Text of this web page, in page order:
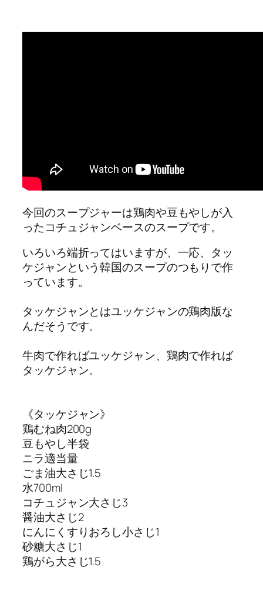
今回のスープジャーは鶏肉や豆もやしが入
ったコチュジャンベースのスープです。
いろいろ端折ってはいますが、一応、タッ
ケジャンという韓国のスープのつもりで作
っています。
タッケジャンとはユッケジャンの鶏肉版な
んだそうです。
牛肉で作ればユッケジャン、 鶏肉で作れば
タッケジャン。
《タッケジャン》
鶏むね肉200g
豆もやし半袋
ニラ適当量
ごま油大さじ1.5
水700ml
コチュジャン大さじ3
醤油大さじ2
にんにくすりおろし小さじ1
砂糖大さじ1
鶏がら大さじ1.5